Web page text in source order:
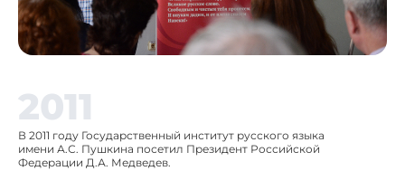
2011
В 2011 году Государственный институт русского языка
имени А.С. Пушкина посетил Президент Российской
Федерации Д.А. Медведев.